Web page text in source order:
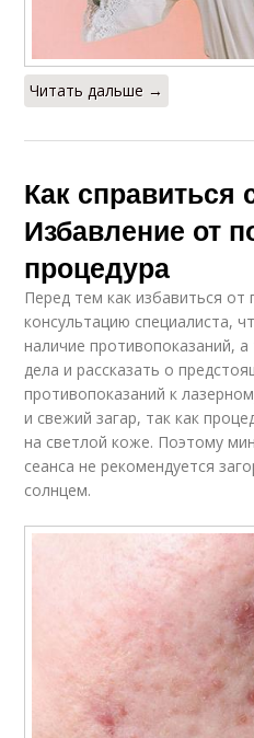
Читать дальше →
Как справиться
Избавление от
процедура
Перед тем как избавиться от
консультацию специалиста,
наличие противопоказаний,
дела и рассказать о
противопоказаний к
и свежий загар, так как
на светлой коже. Поэтому
сеанса не рекомендуется
солнцем.